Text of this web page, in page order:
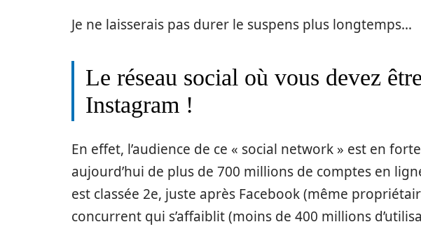
Je ne laisserais pas durer le suspens plus longtemps…
Le réseau social où vous devez
Instagram !
En effet, l’audience de ce « social network » est en
aujourd’hui de plus de 700 millions de comptes en
est classée 2e, juste après Facebook (même
concurrent qui s’affaiblit (moins de 400 millions